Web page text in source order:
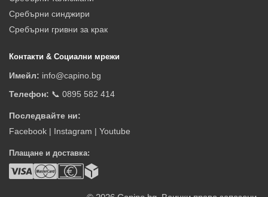
Сребърни синджири
Сребърни гривни за крак
Контакти & Социални мрежи
Имейл: info@capino.bg
Телефон: 📞 0895 582 414
Последвайте ни:
Facebook | Instagram | Youtube
Плащане и доставка: